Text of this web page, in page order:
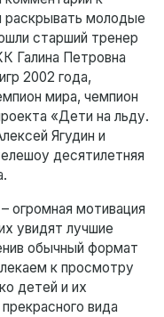
раскрывать молодые
старший тренер
Галина Петровна
2002 года,
мира, чемпион
«Дети на льду.
Ягудин и
десятилетняя
огромная мотивация
увидят лучшие
обычный формат
к просмотру
детей и их
вида